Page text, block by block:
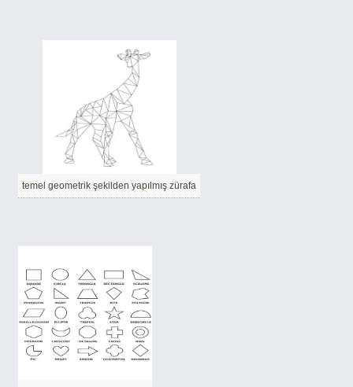
temel geometrik şekilden yapılmış zürafa